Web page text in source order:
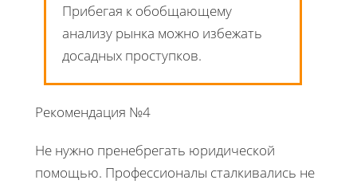
Прибегая к обобщающему
анализу рынка можно избежать
досадных проступков.
Рекомендация №4
Не нужно пренебрегать юридической
помощью. Профессионалы сталкивались не